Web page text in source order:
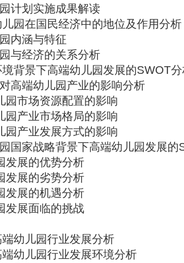
计划实施成果解读
园在国民经济中的地位及作用分析
内涵与特征
与经济的关系分析
背景下高端幼儿园发展的SWOT
高端幼儿园产业的影响分析
园市场资源配置的影响
园产业市场格局的影响
园产业发展方式的影响
国家战略背景下高端幼儿园发展的
发展的优势分析
发展的劣势分析
发展的机遇分析
发展面临的挑战
幼儿园行业发展分析
幼儿园行业发展环境分析